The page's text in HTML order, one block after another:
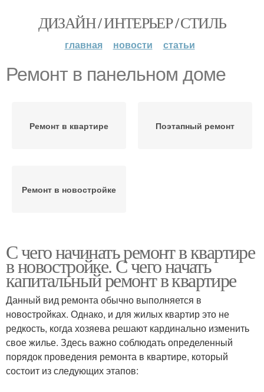
ДИЗАЙН / ИНТЕРЬЕР / СТИЛЬ
главная новости статьи
Ремонт в панельном доме
Ремонт в квартире Поэтапный ремонт
Ремонт в новостройке
С чего начинать ремонт в квартире
в новостройке. С чего начать
капитальный ремонт в квартире
Данный вид ремонта обычно выполняется в
новостройках. Однако, и для жилых квартир это не
редкость, когда хозяева решают кардинально изменить
свое жилье. Здесь важно соблюдать определенный
порядок проведения ремонта в квартире, который
состоит из следующих этапов: